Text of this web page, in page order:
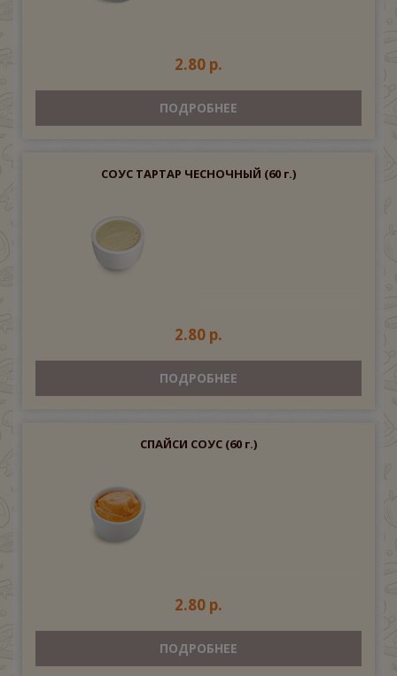
2.80 р.
ПОДРОБНЕЕ
СОУС ТАРТАР ЧЕСНОЧНЫЙ (60 г.)
2.80 р.
ПОДРОБНЕЕ
СПАЙСИ СОУС (60 г.)
2.80 р.
ПОДРОБНЕЕ